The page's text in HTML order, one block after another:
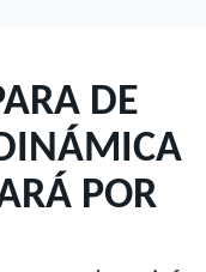
DE
POR